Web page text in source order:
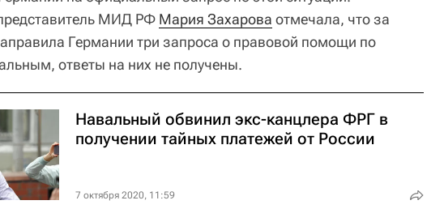
МИД РФ Мария Захарова отмечала, что за
Германии три запроса о правовой помощи по
ответы на них не получены.
Навальный обвинил экс-канцлера ФРГ в
получении тайных платежей от России
7 октября 2020, 11:59